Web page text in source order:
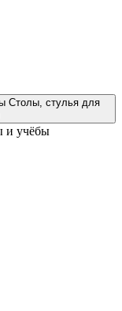
Столы, стулья для